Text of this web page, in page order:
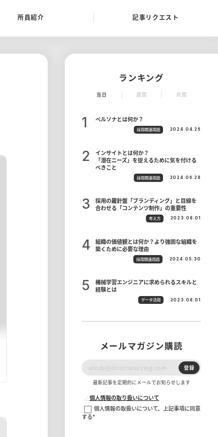
所員紹介 記事リクエスト
ランキング
当日 週間 月間
ペルソナとは何か？
採用関連用語 2024.04.26
インサイトとは何か？
「潜在ニーズ」を捉えるために気を付ける
べきこと
採用関連用語 2024.06.28
採用の羅針盤「ブランディング」と目線を
合わせる「コンテンツ制作」の重要性
考え方 2023.08.01
組織の価値観とは何か？より強固な組織を
築くために必要な理由
採用関連用語 2024.05.30
機械学習エンジニアに求められるスキルと
経験とは
データ活用 2023.08.01
メールマガジン購読
登録
最新記事を定期的にメールでお知らせします
🔗個人情報の取り扱いについて
個人情報の取扱いについて、上記事項に同意
する*